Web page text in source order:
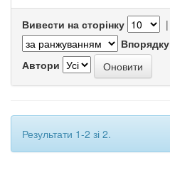
Вивести на сторінку |
Автори
Результати 1-2 зі 2.